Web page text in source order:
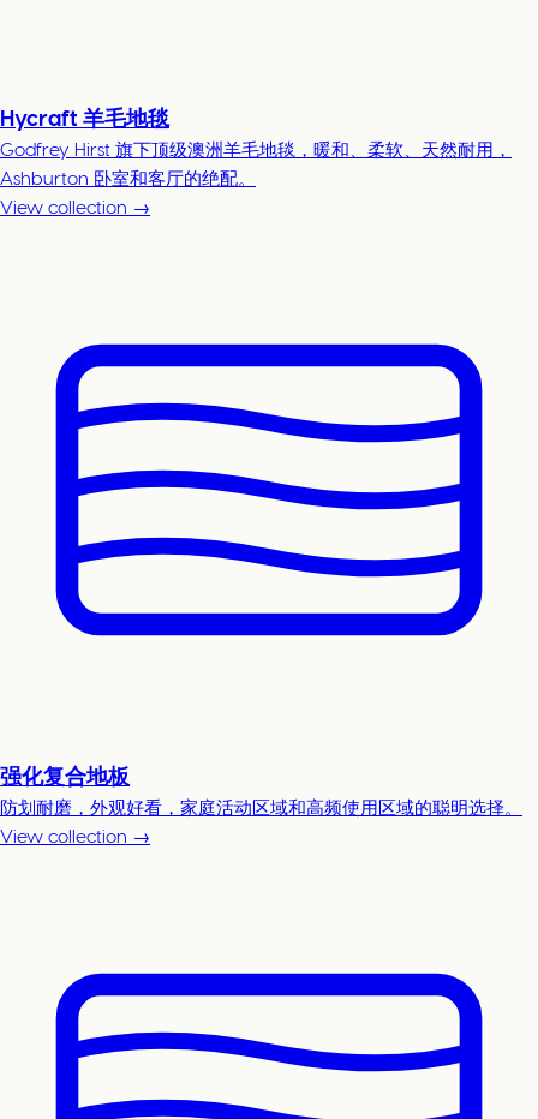
Hycraft 羊毛地毯
Godfrey Hirst 旗下顶级澳洲羊毛地毯，暖和、柔软、天然耐用，
Ashburton 卧室和客厅的绝配。
View collection →
强化复合地板
防划耐磨，外观好看，家庭活动区域和高频使用区域的聪明选择。
View collection →